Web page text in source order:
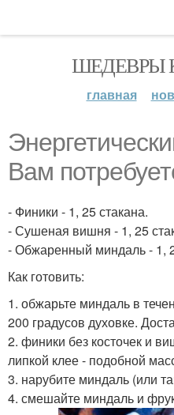
ШЕДЕВРЫ
главная
Вам
- Финики - 1, 25 стакана.
- Сушеная вишня - 1, 25
- Обжаренный миндаль - 1,
Как готовить:
1. обжарьте миндаль в
200 градусов духовке.
2. финики без косточек и
липкой клее - подобной
3. нарубите миндаль (или
4. смешайте миндаль и